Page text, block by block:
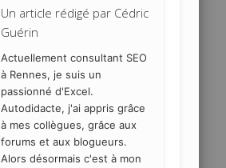
Un article rédigé par Cédric
Guérin
Actuellement consultant SEO
à Rennes, je suis un
passionné d'Excel.
Autodidacte, j'ai appris grâce
à mes collègues, grâce aux
forums et aux blogueurs.
Alors désormais c'est à mon